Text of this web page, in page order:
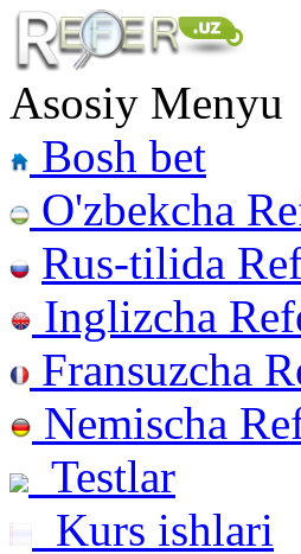
Asosiy Menyu
Bosh bet
O'zbekcha
Rus-tilida
Inglizcha
Fransuzcha
Nemischa
Testlar
Kurs ishlari